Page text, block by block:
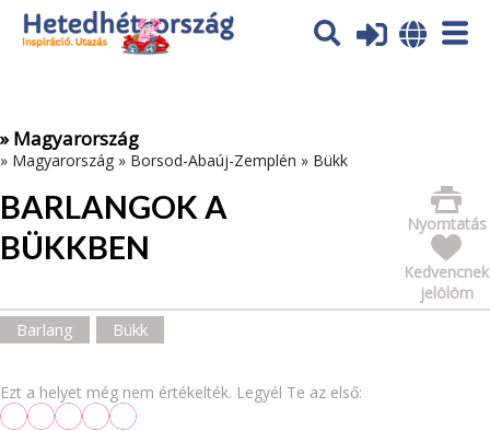
Az oldal sütiket (cookies) használ. További tájékoztatás itt:
Adatvédelmi tájékoztató
» Magyarország
» Magyarország » Borsod-Abaúj-Zemplén » Bükk
BARLANGOK A
BÜKKBEN
Nyomtatás
Kedvencnek
jelölöm
Barlang Bükk
Ezt a helyet még nem értékelték. Legyél Te az első: